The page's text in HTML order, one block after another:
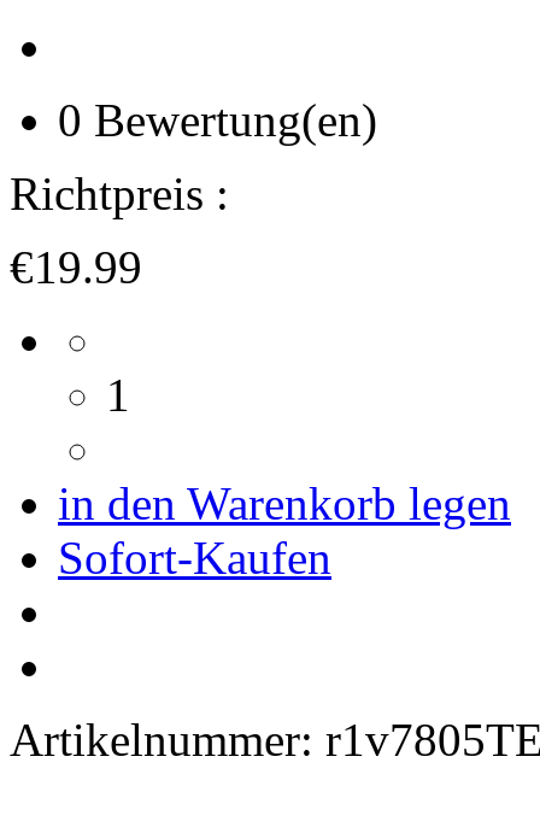
0 Bewertung(en)
Richtpreis :
€19.99
1
in den Warenkorb legen
Sofort-Kaufen
Artikelnummer: